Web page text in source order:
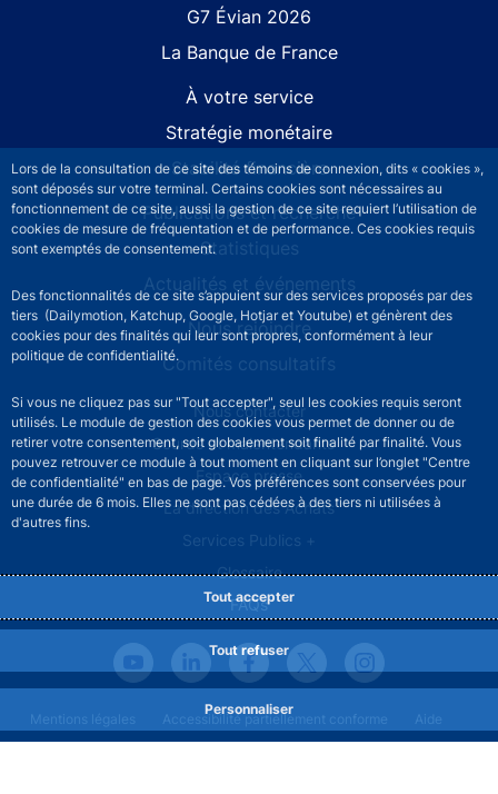
Lors de la consultation de ce site des témoins de connexion, dits « cookies »,
sont déposés sur votre terminal. Certains cookies sont nécessaires au
fonctionnement de ce site, aussi la gestion de ce site requiert l’utilisation de
cookies de mesure de fréquentation et de performance. Ces cookies requis
sont exemptés de consentement.
Des fonctionnalités de ce site s’appuient sur des services proposés par des
tiers (Dailymotion, Katchup, Google, Hotjar et Youtube) et génèrent des
cookies pour des finalités qui leur sont propres, conformément à leur
politique de confidentialité.
Si vous ne cliquez pas sur "Tout accepter", seul les cookies requis seront
utilisés. Le module de gestion des cookies vous permet de donner ou de
retirer votre consentement, soit globalement soit finalité par finalité. Vous
pouvez retrouver ce module à tout moment en cliquant sur l’onglet "Centre
de confidentialité" en bas de page. Vos préférences sont conservées pour
une durée de 6 mois. Elles ne sont pas cédées à des tiers ni utilisées à
d'autres fins.
Tout accepter
Tout refuser
Personnaliser
G7 Évian 2026
La Banque de France
À votre service
Stratégie monétaire
Stabilité financière
Publications et recherche
Statistiques
Actualités et événements
Nous rejoindre
Comités consultatifs
Footer secondary menuNous contacter
Sourds et malentendants
Espace presse
La direction des Achats
Services Publics +
Glossaire
FAQs
Footer legal notice menu
Mentions légales Accessibilité partiellement conforme
Aide